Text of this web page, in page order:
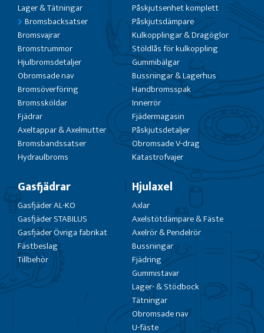
Lager & Tätningar
Bromsbacksatser
Bromsvajrar
Bromstrummor
Hjulbromsdetaljer
Obromsade nav
Bromsöverföring
Bromssköldar
Fjädrar
Axeltappar & Axelmutter
Bromsbandssatser
Hydraulbroms
Påskjutsenhet komplett
Påskjutsdämpare
Kulkopplingar & Dragöglor
Stöldlås för kulkoppling
Gummibälgar
Bussningar & Lagerhus
Handbromsspak
Innerrör
Fjädermagasin
Påskjutsdetaljer
Obromsade V-drag
Katastrofvajer
Gasfjädrar
Gasfjäder AL-KO
Gasfjäder STABILUS
Gasfjäder Övriga fabrikat
Fästbeslag
Tillbehör
Hjulaxel
Axlar
Axelstötdämpare & Fäste
Axelrör & Pendelrör
Bussningar
Fjädring
Gummistavar
Lager- & Stödbock
Tätningar
Obromsade nav
U-fäste